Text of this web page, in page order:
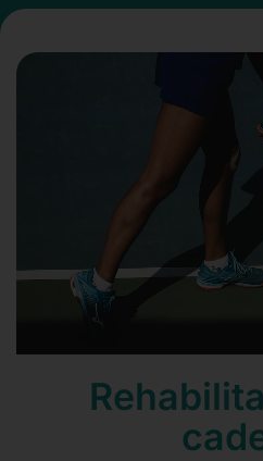
Pacientes Internacionales
Prensa